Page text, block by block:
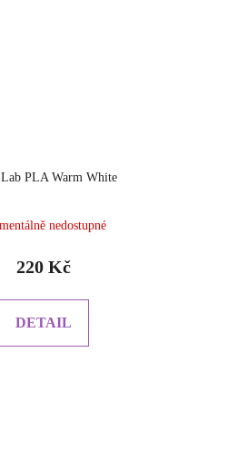
PLA Warm White
nedostupné
220 Kč
DETAIL